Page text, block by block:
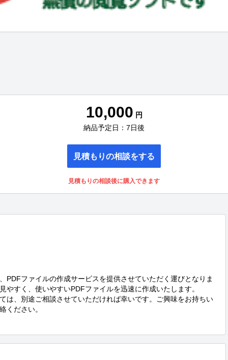
10,000 円
納品予定日：7日後
見積もりの相談をする
見積もりの相談後に購入できます
PDFファイルの作成サービスを提供させていただく運びとなりま
やすく、使いやすいPDFファイルを迅速に作成いたします。
は、別途ご相談させていただければ幸いです。ご興味をお持ちい
ください。